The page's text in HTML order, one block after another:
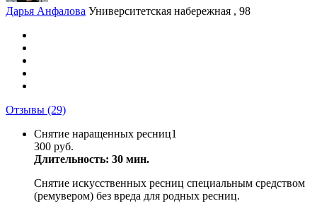
Дарья Анфалова Университетская набережная , 98
Отзывы (29)
Снятие наращенных ресниц1
300 руб.
Длительность: 30 мин.
Снятие искусственных ресниц специальным средством
(ремувером) без вреда для родных ресниц.